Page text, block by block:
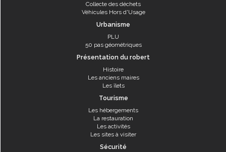
Collecte des déchets
Véhicules Hors d'Usage
Urbanisme
PLU
50 pas géométriques
Présentation du robert
Histoire
Les anciens maires
Les îlets
Tourisme
Les hébergements
La restauration
Les activités
Les sites à visiter
Sécurité